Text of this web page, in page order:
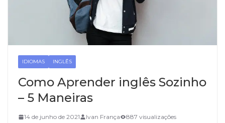
IDIOMAS INGLÊS
Como Aprender inglês Sozinho
– 5 Maneiras
14 de junho de 2021 Ivan França
887 visualizações